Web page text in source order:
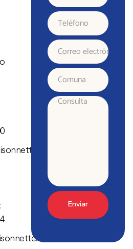
y
Apellido
Teléfono
Correo
electrónico
Comuna
Consulta
Enviar